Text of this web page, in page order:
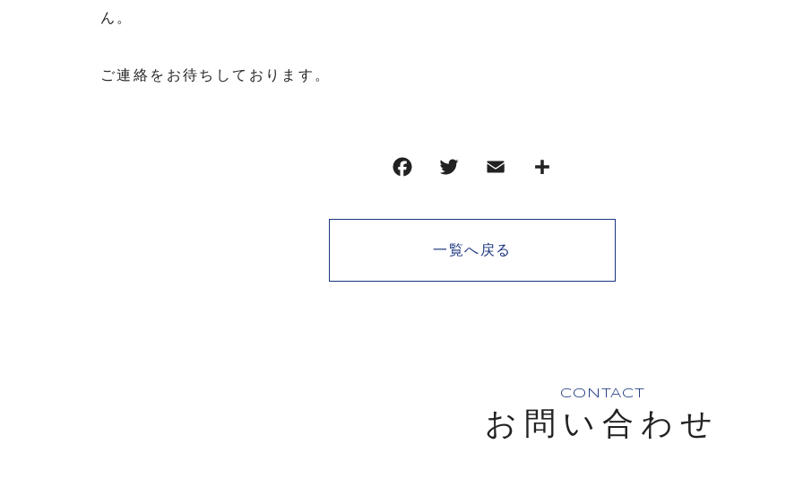
ん。
ご連絡をお待ちしております。
一覧へ戻る
CONTACT
お問い合わせ